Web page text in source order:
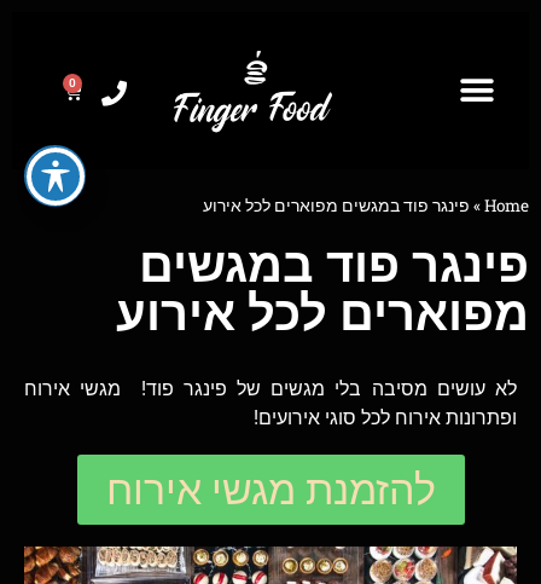
0
Home
» פינגר פוד במגשים מפוארים לכל אירוע
פינגר פוד במגשים
מפוארים לכל אירוע
לא עושים מסיבה בלי מגשים של פינגר פוד! מגשי אירוח
ופתרונות אירוח לכל סוגי אירועים!
להזמנת מגשי אירוח